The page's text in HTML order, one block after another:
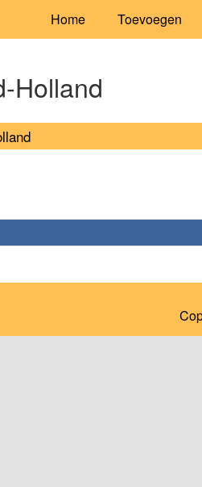
Home Toevoegen
Holland